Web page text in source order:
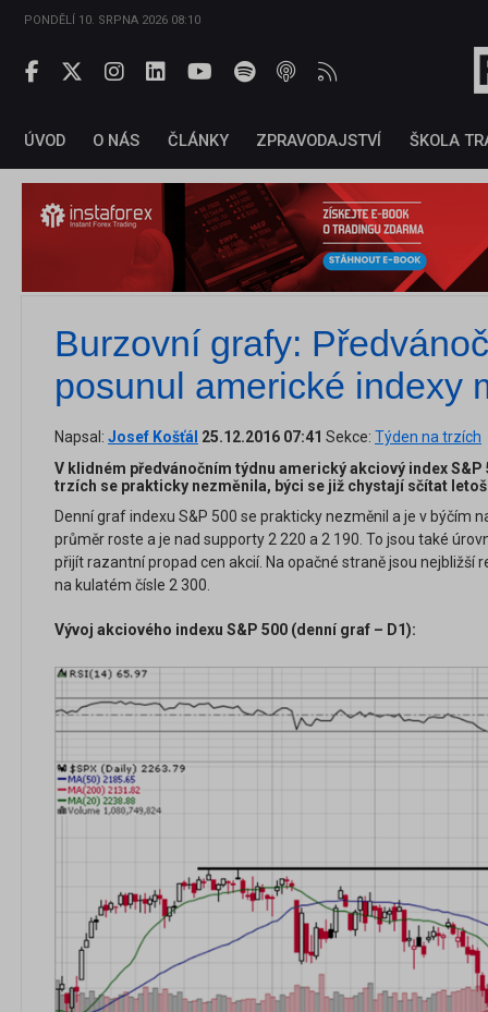
PONDĚLÍ 10. SRPNA 2026 08:10
ÚVOD O NÁS ČLÁNKY ZPRAVODAJSTVÍ ŠKOLA
Burzovní grafy:
posunul americké indexy
Napsal: Josef Košťál 25.12.2016 07:41 Sekce: Týden na trzích
V klidném předvánočním týdnu americký akciový index S&P
trzích se prakticky nezměnila, býci se již chystají sčítat
Denní graf indexu S&P 500 se prakticky nezměnil a je v býčím
průměr roste a je nad supporty 2 220 a 2 190. To jsou také
přijít razantní propad cen akcií. Na opačné straně jsou nejbližší
na kulatém čísle 2 300.
Vývoj akciového indexu S&P 500 (denní graf – D1):